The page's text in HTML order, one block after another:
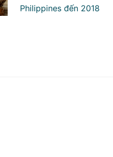
Philippines đến 2018